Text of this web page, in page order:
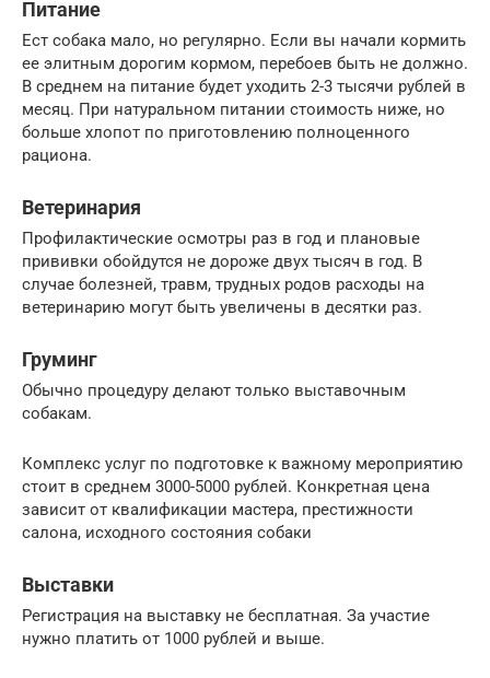
Питание
Ест собака мало, но регулярно. Если вы начали кормить
ее элитным дорогим кормом, перебоев быть не должно.
В среднем на питание будет уходить 2-3 тысячи рублей в
месяц. При натуральном питании стоимость ниже, но
больше хлопот по приготовлению полноценного
рациона.
Ветеринария
Профилактические осмотры раз в год и плановые
прививки обойдутся не дороже двух тысяч в год. В
случае болезней, травм, трудных родов расходы на
ветеринарию могут быть увеличены в десятки раз.
Груминг
Обычно процедуру делают только выставочным
собакам.
Комплекс услуг по подготовке к важному мероприятию
стоит в среднем 3000-5000 рублей. Конкретная цена
зависит от квалификации мастера, престижности
салона, исходного состояния собаки
Выставки
Регистрация на выставку не бесплатная. За участие
нужно платить от 1000 рублей и выше.